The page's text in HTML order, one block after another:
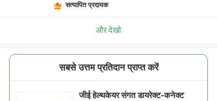
सत्यापित प्रदायक
और देखो
सबसे उत्तम प्रतिदान प्राप्त करें
जीई हेल्थकेयर संगत डायरेक्ट-कनेक्ट